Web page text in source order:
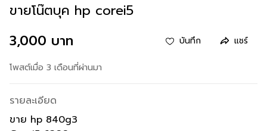
ขายโน๊ตบุค hp corei5
3,000 บาท
บันทึก แชร์
โพสต์เมื่อ 3 เดือนที่ผ่านมา
รายละเอียด
ขาย hp 840g3